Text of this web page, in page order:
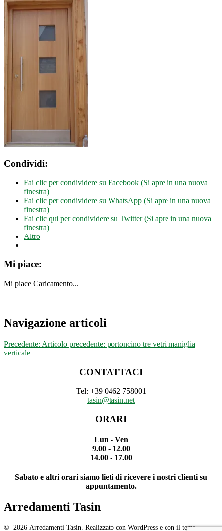
Condividi:
Fai clic per condividere su Facebook (Si apre in una nuova
finestra)
Fai clic per condividere su WhatsApp (Si apre in una nuova
finestra)
Fai clic qui per condividere su Twitter (Si apre in una nuova
finestra)
Altro
Mi piace:
Mi piace Caricamento...
Navigazione articoli
Precedente: Articolo precedente: portoncino tre vetri maniglia
verticale
CONTATTACI
Tel: +39 0462 758001
tasin@tasin.net
ORARI
Lun - Ven
9.00 - 12.00
14.00 - 17.00
Sabato e altri orari siamo lieti di ricevere i nostri clienti su
appuntamento.
Arredamenti Tasin
© 2026 Arredamenti Tasin. Realizzato con WordPress e con il tema